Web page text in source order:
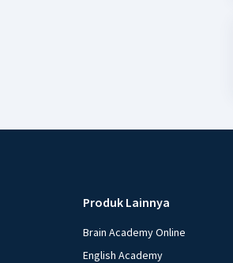
Produk Lainnya
Brain Academy Online
English Academy